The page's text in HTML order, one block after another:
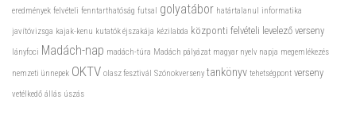
eredmények felvételi fenntarthatóság futsal golyatábor határtalanul informatika
javítóvizsga kajak-kenu kutatók éjszakája kézilabda központi felvételi levelező verseny
lányfoci Madách-nap madách-túra Madách pályázat magyar nyelv napja megemlékezés
nemzeti ünnepek OKTV olasz fesztivál Szónokverseny tankönyv tehetségpont verseny
vetélkedő állás úszás